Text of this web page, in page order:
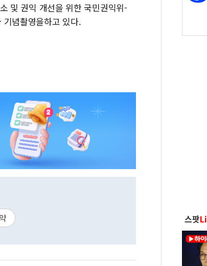
및 권익 개선을 위한 국민권익위-
념촬영을하고 있다.
스팟